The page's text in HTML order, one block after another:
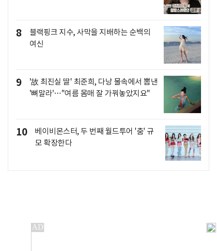
8
블랙핑크 지수, 사막을 지배하는 순백의
여신
9
'故 최진실 딸' 최준희, 다낭 물속에서 뽐낸
'뼈말라'…"여름 몸매 잘 가꿔놓았지요"
10
베이비몬스터, 두 번째 월드투어 '춤' 규
모 확장한다